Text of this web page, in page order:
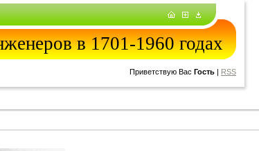
в 1701-1960 годах
Приветствую Вас Гость | RSS